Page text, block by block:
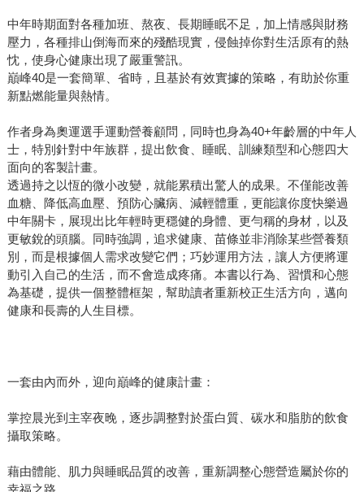
中年時期面對各種加班、熬夜、長期睡眠不足，加上情感與財務
壓力，各種排山倒海而來的殘酷現實，侵蝕掉你對生活原有的熱
忱，使身心健康出現了嚴重警訊。
巔峰40是一套簡單、省時，且基於有效實據的策略，有助於你重
新點燃能量與熱情。
作者身為奧運選手運動營養顧問，同時也身為40+年齡層的中年人
士，特別針對中年族群，提出飲食、睡眠、訓練類型和心態四大
面向的客製計畫。
透過持之以恆的微小改變，就能累積出驚人的成果。不僅能改善
血糖、降低高血壓、預防心臟病、減輕體重，更能讓你度快樂過
中年關卡，展現出比年輕時更穩健的身體、更勻稱的身材，以及
更敏銳的頭腦。同時強調，追求健康、苗條並非消除某些營養類
別，而是根據個人需求改變它們；巧妙運用方法，讓人方便將運
動引入自己的生活，而不會造成疼痛。本書以行為、習慣和心態
為基礎，提供一個整體框架，幫助讀者重新校正生活方向，邁向
健康和長壽的人生目標。
一套由內而外，迎向巔峰的健康計畫：
掌控晨光到主宰夜晚，逐步調整對於蛋白質、碳水和脂肪的飲食
攝取策略。
藉由體能、肌力與睡眠品質的改善，重新調整心態營造屬於你的
幸福之路。